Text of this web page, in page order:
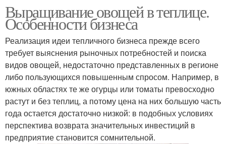
Выращивание овощей в теплице.
Особенности бизнеса
Реализация идеи тепличного бизнеса прежде всего
требует выяснения рыночных потребностей и поиска
видов овощей, недостаточно представленных в регионе
либо пользующихся повышенным спросом. Например, в
южных областях те же огурцы или томаты превосходно
растут и без теплиц, а потому цена на них большую часть
года остается достаточно низкой: в подобных условиях
перспектива возврата значительных инвестиций в
предприятие становится сомнительной.